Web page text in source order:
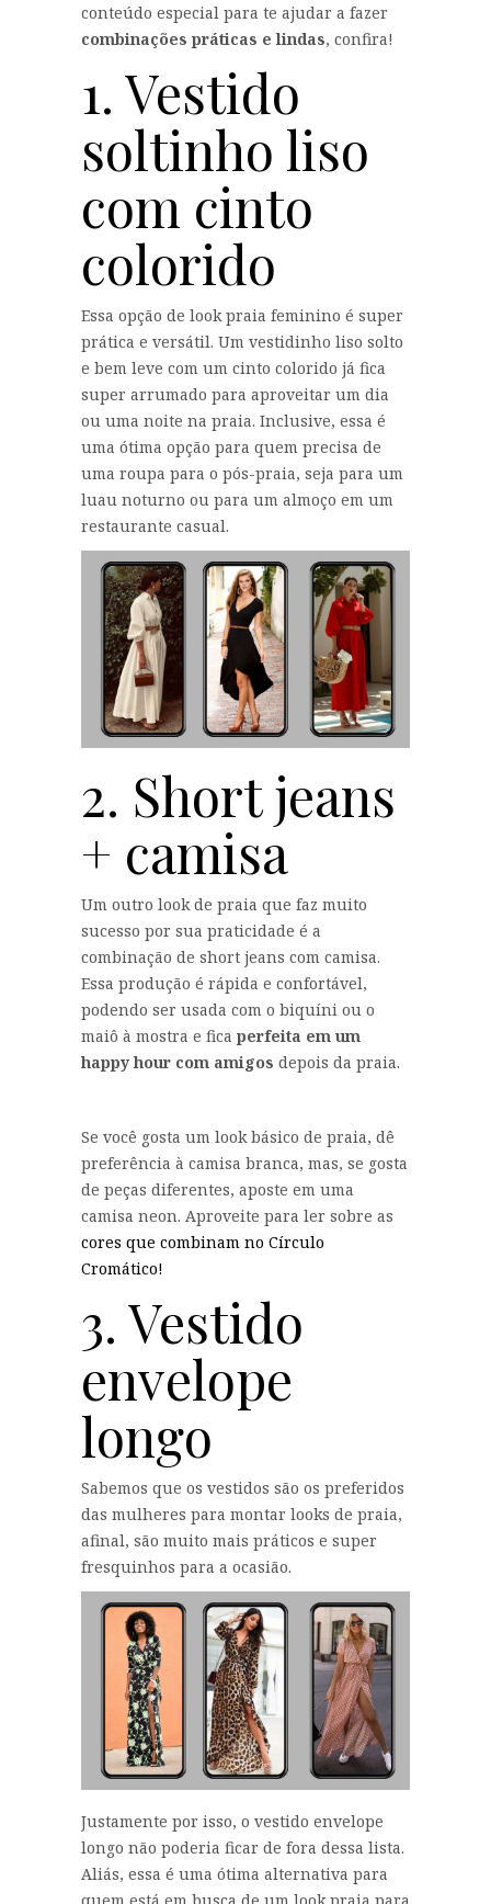
conteúdo especial para te ajudar a fazer
combinações práticas e lindas, confira!
1. Vestido
soltinho liso
com cinto
colorido
Essa opção de look praia feminino é super
prática e versátil. Um vestidinho liso solto
e bem leve com um cinto colorido já fica
super arrumado para aproveitar um dia
ou uma noite na praia. Inclusive, essa é
uma ótima opção para quem precisa de
uma roupa para o pós-praia, seja para um
luau noturno ou para um almoço em um
restaurante casual.
2. Short jeans
+ camisa
Um outro look de praia que faz muito
sucesso por sua praticidade é a
combinação de short jeans com camisa.
Essa produção é rápida e confortável,
podendo ser usada com o biquíni ou o
maiô à mostra e fica perfeita em um
happy hour com amigos depois da praia.
Se você gosta um look básico de praia, dê
preferência à camisa branca, mas, se gosta
de peças diferentes, aposte em uma
camisa neon. Aproveite para ler sobre as
cores que combinam no Círculo
Cromático!
3. Vestido
envelope
longo
Sabemos que os vestidos são os preferidos
das mulheres para montar looks de praia,
afinal, são muito mais práticos e super
fresquinhos para a ocasião.
Justamente por isso, o vestido envelope
longo não poderia ficar de fora dessa lista.
Aliás, essa é uma ótima alternativa para